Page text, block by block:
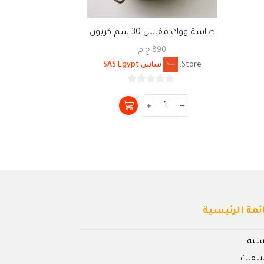
طاسة ووك مقاس 30 سم كربون
ستيل
890 ج.م
Store:
ساس SAS Egypt
من
5
الرئيسية